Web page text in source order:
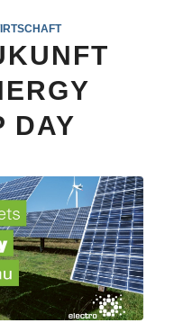
DAY